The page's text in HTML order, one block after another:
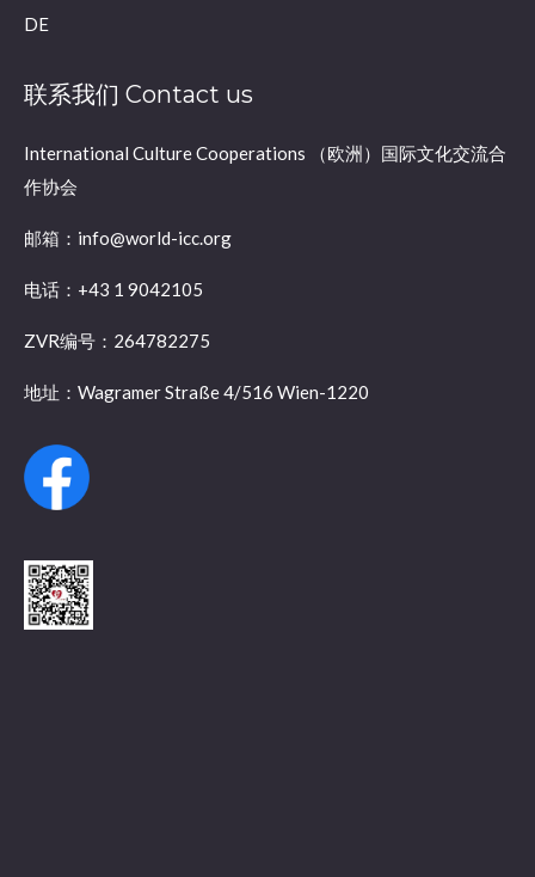
DE
联系我们 Contact us
International Culture Cooperations （欧洲）国际文化交流合
作协会
邮箱：info@world-icc.org
电话：+43 1 9042105
ZVR编号：264782275
地址：Wagramer Straße 4/516 Wien-1220